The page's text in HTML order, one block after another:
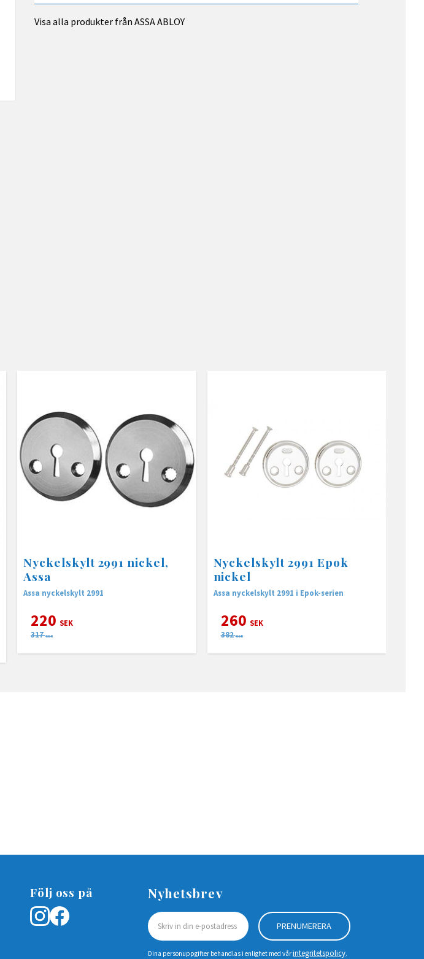
Visa alla produkter från ASSA ABLOY
Nyckelskylt 2991 nickel,
Assa
Assa nyckelskylt 2991
220 SEK
317 SEK
Nyckelskylt 2991 Epok
nickel
Assa nyckelskylt 2991 i Epok-serien
260 SEK
382 SEK
Följ oss på Nyhetsbrev
PRENUMERERA
Dina personuppgifter behandlas i enlighet med vårintegritetspolicy.